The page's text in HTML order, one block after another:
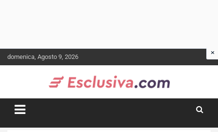
Skip
to
domenica, Agosto 9, 2026